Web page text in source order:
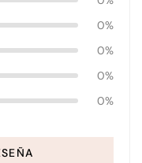
0%
0%
0%
0%